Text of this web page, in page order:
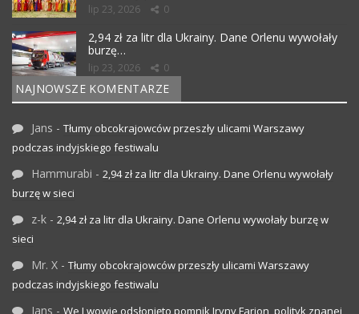
lip 23, 2026 0
2,94 zł za litr dla Ukrainy. Dane Orlenu wywołały
burzę…
lip 23, 2026 0
NAJNOWSZE KOMENTARZE
Jans - Tłumy obcokrajowców przeszły ulicami Warszawy
podczas indyjskiego festiwalu
Hammurabi - 2,94 zł za litr dla Ukrainy. Dane Orlenu wywołały
burzę w sieci
z-k - 2,94 zł za litr dla Ukrainy. Dane Orlenu wywołały burzę w
sieci
Mr. X - Tłumy obcokrajowców przeszły ulicami Warszawy
podczas indyjskiego festiwalu
Jans - We Lwowie odsłonięto pomnik Iryny Farion, polityk znanej